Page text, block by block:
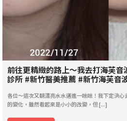
前往更精緻的路上～我去打海芙
診所 #新竹醫美推薦 #新竹海芙音
各位～這次又朝漂亮水水邁進一咪咪！我下定決
的變化，雖然看起來是小小的改變，但 [...]